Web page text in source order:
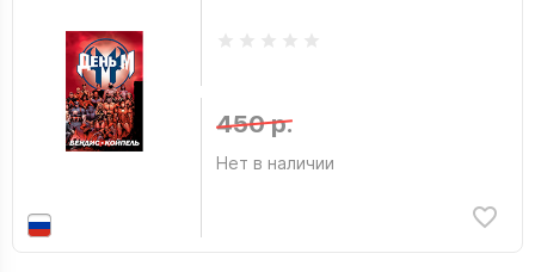
450 р.
Нет в наличии